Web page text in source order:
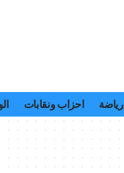
رياضة احزاب ونقابات